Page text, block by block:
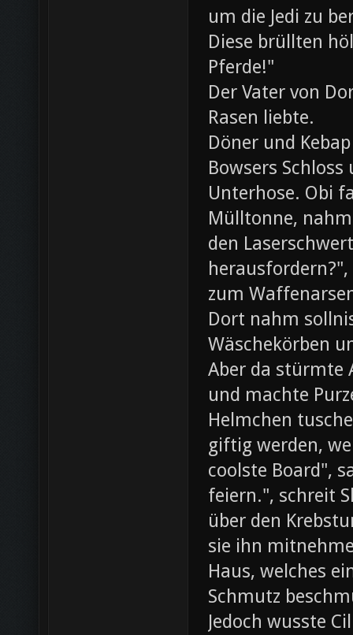
um die Jedi zu
Diese brüllten
Pferde!"
Der Vater von
Rasen liebte.
Döner und
Bowsers
Unterhose. Obi
Mülltonne,
den
zum
Dort nahm
Wäschekörben
Aber da stürmte
und machte
Helmchen
giftig werden,
coolste Board",
feiern.", schreit
über den
sie ihn
Haus, welches
Schmutz
Jedoch wusste